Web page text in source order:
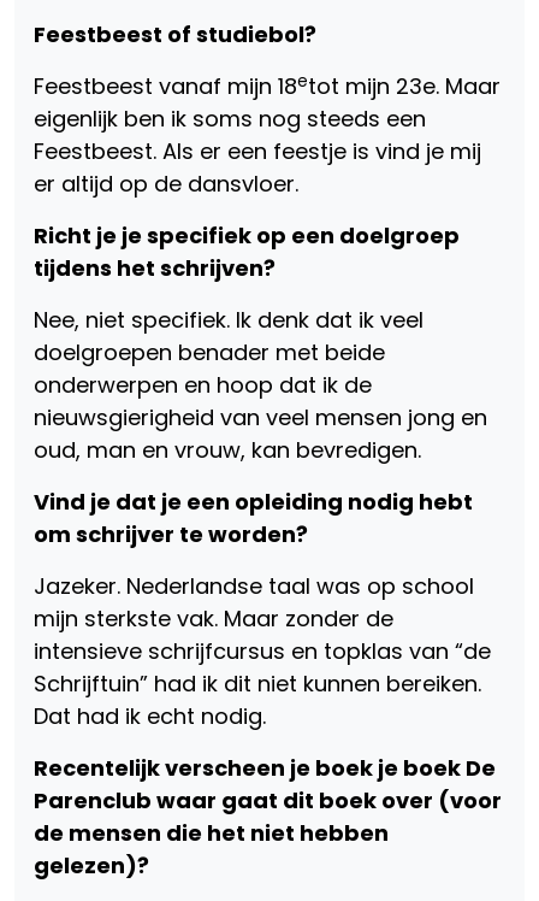
Feestbeest of studiebol?
Feestbeest vanaf mijn 18etot mijn 23e. Maar
eigenlijk ben ik soms nog steeds een
Feestbeest. Als er een feestje is vind je mij
er altijd op de dansvloer.
Richt je je specifiek op een doelgroep
tijdens het schrijven?
Nee, niet specifiek. Ik denk dat ik veel
doelgroepen benader met beide
onderwerpen en hoop dat ik de
nieuwsgierigheid van veel mensen jong en
oud, man en vrouw, kan bevredigen.
Vind je dat je een opleiding nodig hebt
om schrijver te worden?
Jazeker. Nederlandse taal was op school
mijn sterkste vak. Maar zonder de
intensieve schrijfcursus en topklas van “de
Schrijftuin” had ik dit niet kunnen bereiken.
Dat had ik echt nodig.
Recentelijk verscheen je boek je boek De
Parenclub waar gaat dit boek over (voor
de mensen die het niet hebben
gelezen)?